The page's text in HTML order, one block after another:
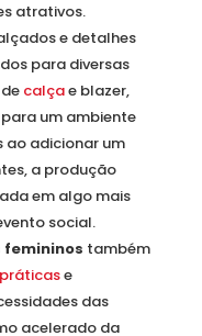
atrativos.
e detalhes
para diversas
calçae blazer,
um ambiente
ao adicionar um
a produção
em algo mais
social.
também
e
das
acelerado da